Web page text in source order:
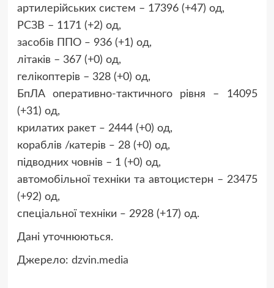
артилерійських систем – 17396 (+47) од,
РСЗВ – 1171 (+2) од,
засобів ППО ‒ 936 (+1) од,
літаків – 367 (+0) од,
гелікоптерів – 328 (+0) од,
БпЛА оперативно-тактичного рівня – 14095
(+31) од,
крилатих ракет ‒ 2444 (+0) од,
кораблів /катерів ‒ 28 (+0) од,
підводних човнів – 1 (+0) од,
автомобільної техніки та автоцистерн – 23475
(+92) од,
спеціальної техніки ‒ 2928 (+17) од.
Дані уточнюються.
Джерело: dzvin.media